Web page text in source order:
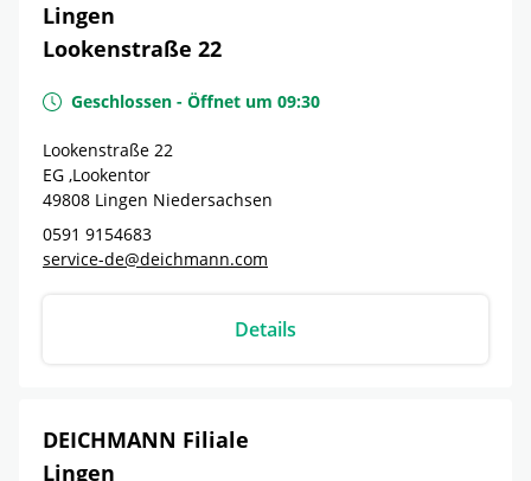
Lingen
Lookenstraße 22
Geschlossen - Öffnet um 09:30
Lookenstraße 22
EG ,Lookentor
49808 Lingen Niedersachsen
0591 9154683
service-de@deichmann.com
Details
DEICHMANN Filiale
Lingen